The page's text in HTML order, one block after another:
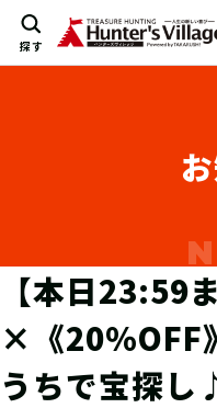
探す
【本日23:59
×《20％OFF
うちで宝探